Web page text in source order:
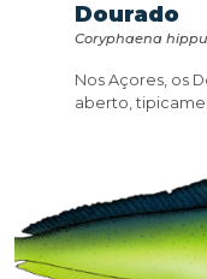
Dourado
Coryphaena
Nos Açores, os
aberto,